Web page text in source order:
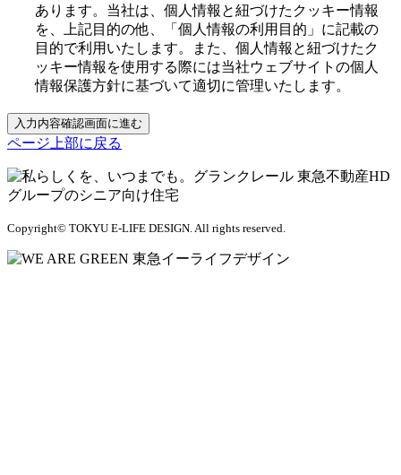
あります。当社は、個人情報と紐づけたクッキー情報
を、上記目的の他、「個人情報の利用目的」に記載の
目的で利用いたします。また、個人情報と紐づけたク
ッキー情報を使用する際には当社ウェブサイトの個人
情報保護方針に基づいて適切に管理いたします。
入力内容確認画面に進む
ページ上部に戻る
Copyright© TOKYU E-LIFE DESIGN. All rights reserved.